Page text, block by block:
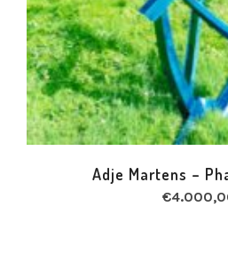
Adje Martens –
€